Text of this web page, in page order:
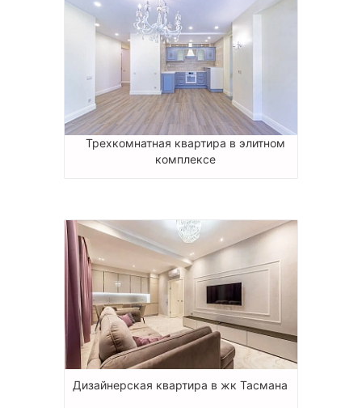
Трехкомнатная квартира в элитном
комплексе
Дизайнерская квартира в жк Тасмана